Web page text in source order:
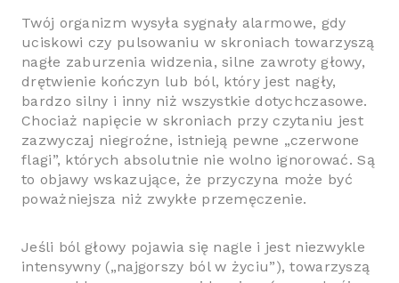
Twój organizm wysyła sygnały alarmowe, gdy
uciskowi czy pulsowaniu w skroniach towarzyszą
nagłe zaburzenia widzenia, silne zawroty głowy,
drętwienie kończyn lub ból, który jest nagły,
bardzo silny i inny niż wszystkie dotychczasowe.
Chociaż napięcie w skroniach przy czytaniu jest
zazwyczaj niegroźne, istnieją pewne „czerwone
flagi”, których absolutnie nie wolno ignorować. Są
to objawy wskazujące, że przyczyna może być
poważniejsza niż zwykłe przemęczenie.
Jeśli ból głowy pojawia się nagle i jest niezwykle
intensywny („najgorszy ból w życiu”), towarzyszą